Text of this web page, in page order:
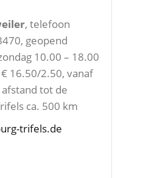
, telefoon
geopend
10.00 – 18.00
16.50/2.50, vanaf
tot de
ca. 500 km
trifels.de